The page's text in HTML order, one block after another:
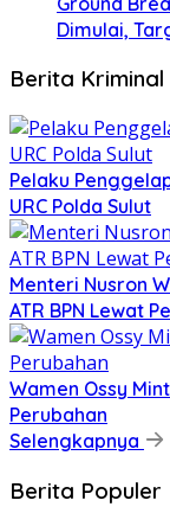
Dimulai,
Berita Kriminal
​Pelaku
URC Polda Sulut
​Menteri Nusron
ATR BPN Lewat
Wamen Ossy
Perubahan
Selengkapnya
Berita Populer